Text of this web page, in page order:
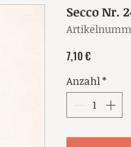
Secco Nr.
7,10 €Preis
Anzahl*